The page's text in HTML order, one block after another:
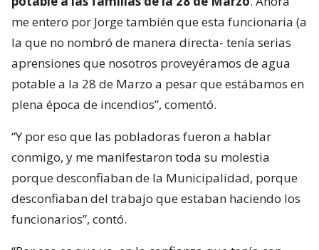
me entero por Jorge también que esta funcionaria (a
la que no nombró de manera directa- tenía serias
aprensiones que nosotros proveyéramos de agua
potable a la 28 de Marzo a pesar que estábamos en
plena época de incendios”, comentó.
“Y por eso que las pobladoras fueron a hablar
conmigo, y me manifestaron toda su molestia
porque desconfiaban de la Municipalidad, porque
desconfiaban del trabajo que estaban haciendo los
funcionarios”, contó.